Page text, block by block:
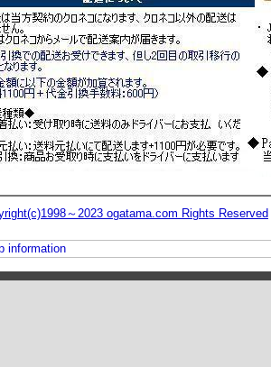
～2023 ogatama.com Rights Reserved